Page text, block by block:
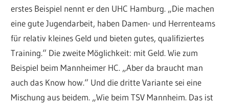
erstes Beispiel nennt er den UHC Hamburg. „Die machen
eine gute Jugendarbeit, haben Damen- und Herrenteams
für relativ kleines Geld und bieten gutes, qualifiziertes
Training.“ Die zweite Möglichkeit: mit Geld. Wie zum
Beispiel beim Mannheimer HC. „Aber da braucht man
auch das Know how.“ Und die dritte Variante sei eine
Mischung aus beidem. „Wie beim TSV Mannheim. Das ist